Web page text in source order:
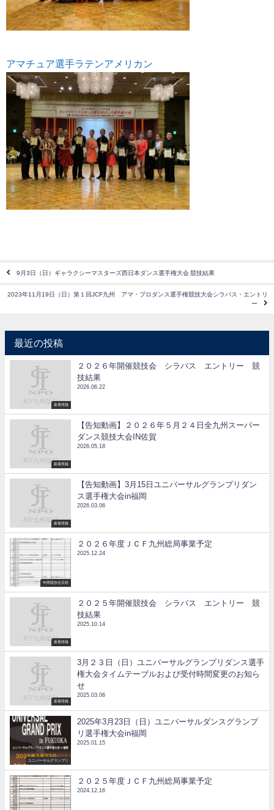
アマチュア選手ラテンアメリカン
9月3日（日）ギャラクシーマスターズ西日本ダンス選手権大会 競技結果
2023年11月19日（日）第１回JCF九州 アマ・プロダンス選手権競技大会シラバス・エントリ
ー
最近の投稿
新着情報
２０２６年開催競技会 シラバス エントリー 競
技結果
2026.06.22
新着情報
【告知動画】２０２６年５月２４日全九州スーパー
ダンス競技大会IN佐賀
2026.05.18
新着情報
【告知動画】3月15日ユニバーサルグランプリダン
ス選手権大会in福岡
2026.03.06
年間競技会日程
２０２６年度ＪＣＦ九州総局事業予定
2025.12.24
新着情報
２０２５年開催競技会 シラバス エントリー 競
技結果
2025.10.14
新着情報
3月２３日（日）ユニバーサルグランプリダンス選手
権大会タイムテーブルおよび受付時間変更のお知ら
せ
2025.03.06
ユニバーサルグランプリ
2025年3月23日（日）ユニバーサルダンスグランプ
リ選手権大会in福岡
2025.01.15
２０２５年度ＪＣＦ九州総局事業予定
2024.12.16